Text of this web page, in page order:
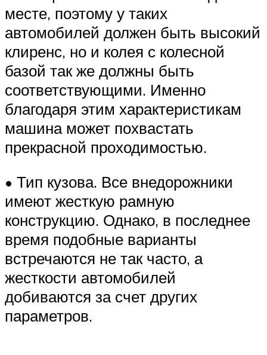
месте, поэтому у таких
автомобилей должен быть высокий
клиренс, но и колея с колесной
базой так же должны быть
соответствующими. Именно
благодаря этим характеристикам
машина может похвастать
прекрасной проходимостью.
• Тип кузова. Все внедорожники
имеют жесткую рамную
конструкцию. Однако, в последнее
время подобные варианты
встречаются не так часто, а
жесткости автомобилей
добиваются за счет других
параметров.